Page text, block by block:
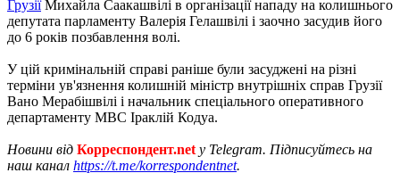
ГрузіїМихайла Саакашвілі в організації нападу на колишнього
депутата парламенту Валерія Гелашвілі і заочно засудив його
до 6 років позбавлення волі.
У цій кримінальній справі раніше були засуджені на різні
терміни ув'язнення колишній міністр внутрішніх справ Грузії
Вано Мерабішвілі і начальник спеціального оперативного
департаменту МВС Іраклій Кодуа.
Новини від Корреспондент.net у Telegram. Підписуйтесь на
наш канал https://t.me/korrespondentnet.